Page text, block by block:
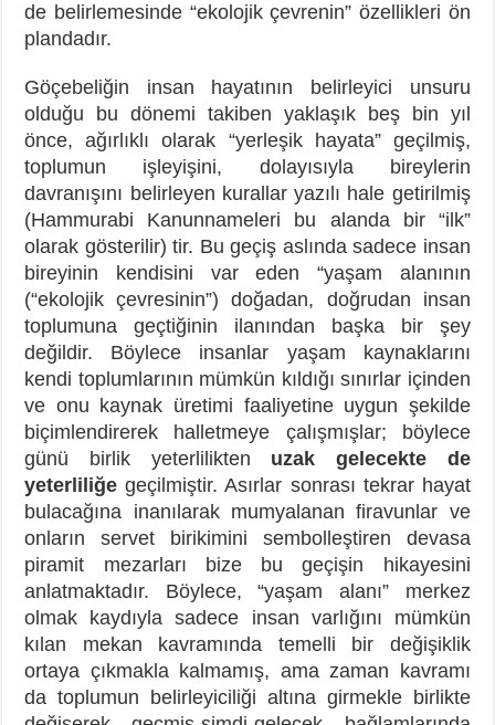
de belirlemesinde “ekolojik çevrenin” özellikleri ön
plandadır.
Göçebeliğin insan hayatının belirleyici unsuru
olduğu bu dönemi takiben yaklaşık beş bin yıl
önce, ağırlıklı olarak “yerleşik hayata” geçilmiş,
toplumun işleyişini, dolayısıyla bireylerin
davranışını belirleyen kurallar yazılı hale getirilmiş
(Hammurabi Kanunnameleri bu alanda bir “ilk”
olarak gösterilir) tir. Bu geçiş aslında sadece insan
bireyinin kendisini var eden “yaşam alanının
(“ekolojik çevresinin”) doğadan, doğrudan insan
toplumuna geçtiğinin ilanından başka bir şey
değildir. Böylece insanlar yaşam kaynaklarını
kendi toplumlarının mümkün kıldığı sınırlar içinden
ve onu kaynak üretimi faaliyetine uygun şekilde
biçimlendirerek halletmeye çalışmışlar; böylece
günü birlik yeterlilikten uzak gelecekte de
yeterliliğe geçilmiştir. Asırlar sonrası tekrar hayat
bulacağına inanılarak mumyalanan firavunlar ve
onların servet birikimini sembolleştiren devasa
piramit mezarları bize bu geçişin hikayesini
anlatmaktadır. Böylece, “yaşam alanı” merkez
olmak kaydıyla sadece insan varlığını mümkün
kılan mekan kavramında temelli bir değişiklik
ortaya çıkmakla kalmamış, ama zaman kavramı
da toplumun belirleyiciliği altına girmekle birlikte